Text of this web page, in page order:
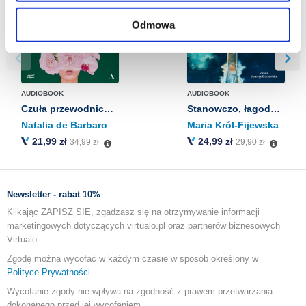
Odmowa
AUDIOBOOK
Czuła przewodniczka
Natalia de Barbaro
21,99 zł 34,99 zł
AUDIOBOOK
Stanowczo, łagodnie, bez lęku
Maria Król-Fijewska
24,99 zł 29,90 zł
Newsletter - rabat 10%
Klikając ZAPISZ SIĘ, zgadzasz się na otrzymywanie informacji
marketingowych dotyczących virtualo.pl oraz partnerów biznesowych
Virtualo.
Zgodę można wycofać w każdym czasie w sposób określony w
Polityce Prywatności
Wycofanie zgody nie wpływa na zgodność z prawem przetwarzania